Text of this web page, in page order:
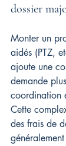
dossier
Monter un
aidés (PTZ,
ajoute une
demande
coordination
Cette
des frais de